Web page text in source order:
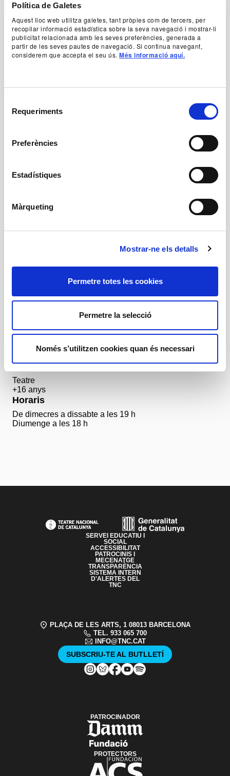
Política de Galetes
Aquest lloc web utilitza galetes, tant pròpies com de tercers, per
recopilar informació estadística sobre la seva navegació i mostrar-li
publicitat relacionada amb les seves preferències, generada a
partir de les seves pautes de navegació. Si continua navegant,
considerem que accepta el seu ús. Més informació aquí.
Requeriments
Preferències
Estadístiques
Màrqueting
Mostrar-ne els detalls
Permetre totes les cookies
Permetre la selecció
Només s’utilitzen cookies quan és necessari
comunitari
Zoukak és un col·lectiu teatral amb seu a Beirut,
que entén la creació escènica com una pràctica
inseparable del compromís social. El seu treball
espai de reflexió i d’experimentació col·lectiva.
Després de la seva participació al
Barcelona
Calling Beirut
Barcelona Calling l'Orient Mitjà,
el Grec per desenvolupar un treball comunitari a
la ciutat de Barcelona. Un intercanvi artístic en
+ Fitxa artística
Informació general
Teatre
+16 anys
Horaris
De dimecres a dissabte a les 19 h
Diumenge a les 18 h
SERVEI EDUCATIU I
SOCIAL
ACCESSIBILITAT
PATROCINIS I
MECENATGE
TRANSPARÈNCIA
SISTEMA INTERN
D'ALERTES DEL
TNC
PLAÇA DE LES ARTS, 1 08013 BARCELONA
TEL. 933 065 700
INFO@TNC.CAT
SUBSCRIU-TE AL BUTLLETÍ
PATROCINADOR
PROTECTORS